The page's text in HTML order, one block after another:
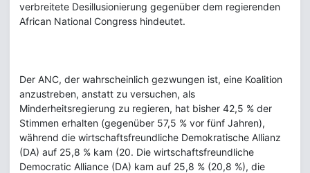
verbreitete Desillusionierung gegenüber dem regierenden
African National Congress hindeutet.
Der ANC, der wahrscheinlich gezwungen ist, eine Koalition
anzustreben, anstatt zu versuchen, als
Minderheitsregierung zu regieren, hat bisher 42,5 % der
Stimmen erhalten (gegenüber 57,5 % vor fünf Jahren),
während die wirtschaftsfreundliche Demokratische Allianz
(DA) auf 25,8 % kam (20. Die wirtschaftsfreundliche
Democratic Alliance (DA) kam auf 25,8 % (20,8 %), die